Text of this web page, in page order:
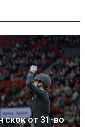
скок от 31-во